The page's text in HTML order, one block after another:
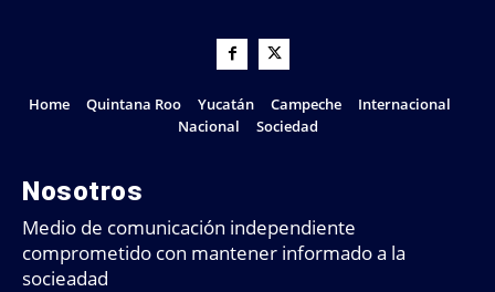
Home Quintana Roo Yucatán Campeche
Internacional
Nacional
Sociedad
Nosotros
Medio de comunicación independiente
comprometido con mantener informado a la
socieadad